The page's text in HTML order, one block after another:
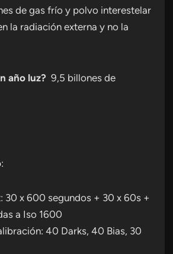
de gas frío y polvo interestelar
la radiación externa y no la
año luz? 9,5 billones de
:
30 x 600 segundos + 30 x 60s +
a Iso 1600
40 Darks, 40 Bias, 30